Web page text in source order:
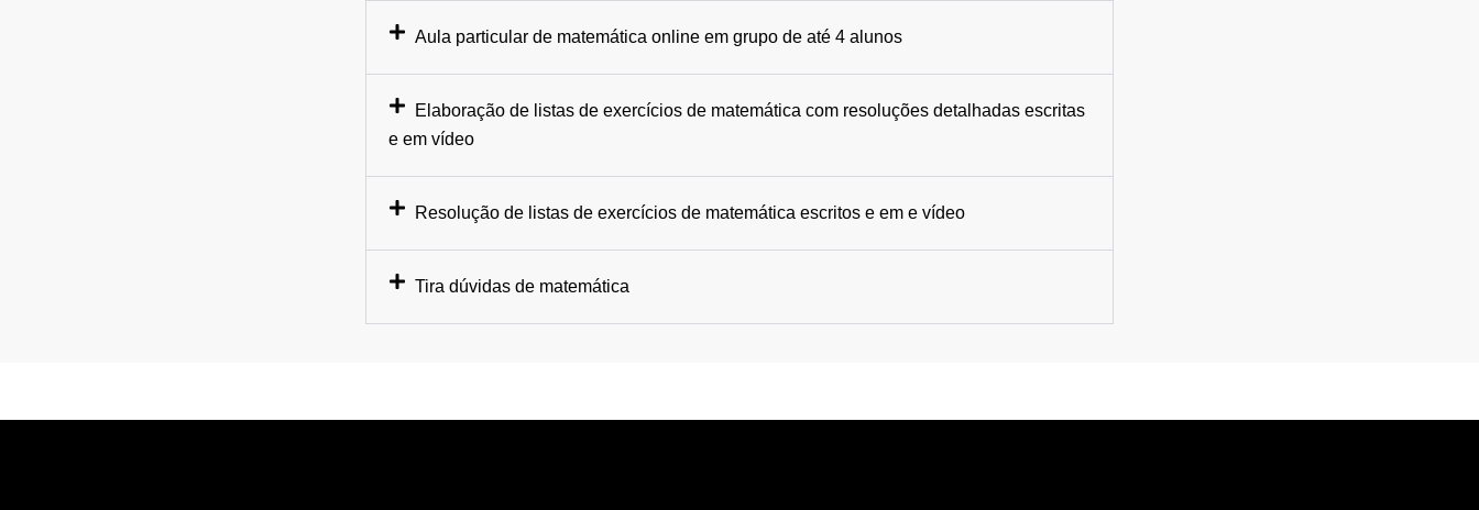
Aula particular de matemática online em grupo de até 4 alunos
Elaboração de listas de exercícios de matemática com resoluções detalhadas escritas
e em vídeo
Resolução de listas de exercícios de matemática escritos e em e vídeo
Tira dúvidas de matemática